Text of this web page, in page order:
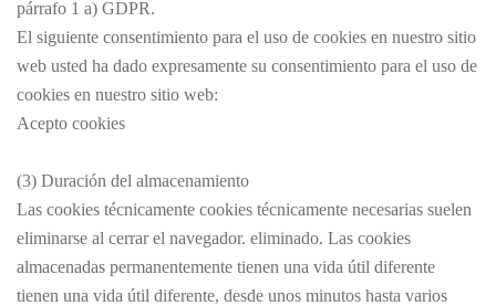
párrafo 1 a) GDPR.
El siguiente consentimiento para el uso de cookies en nuestro sitio
web usted ha dado expresamente su consentimiento para el uso de
cookies en nuestro sitio web:
Acepto cookies
(3) Duración del almacenamiento
Las cookies técnicamente cookies técnicamente necesarias suelen
eliminarse al cerrar el navegador. eliminado. Las cookies
almacenadas permanentemente tienen una vida útil diferente
tienen una vida útil diferente, desde unos minutos hasta varios